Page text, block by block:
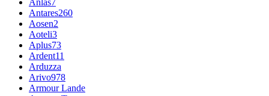
Anlas7
Antares260
Aosen2
Aoteli3
Aplus73
Ardent11
Arduzza
Arivo978
Armour Lande